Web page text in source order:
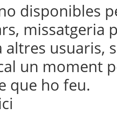
disponibles
missatgeria
altres usuaris,
un moment
que ho feu.